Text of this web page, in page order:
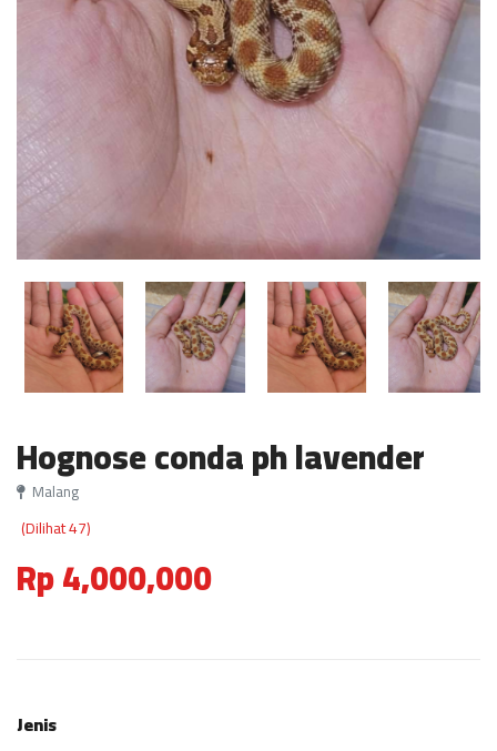
Hognose conda ph lavender
Malang
(Dilihat 47)
Rp 4,000,000
Jenis